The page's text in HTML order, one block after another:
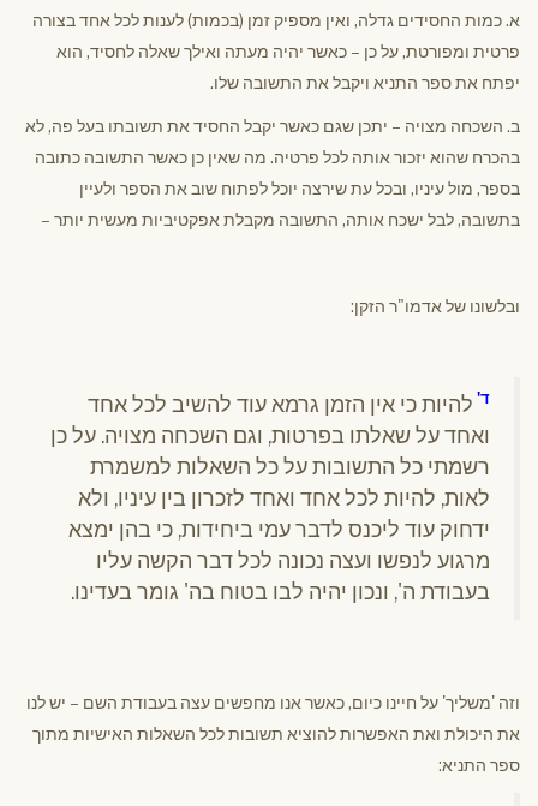
א. כמות החסידים גדלה, ואין מספיק זמן (בכמות) לענות לכל אחד בצורה
פרטית ומפורטת, על כן – כאשר יהיה מעתה ואילך שאלה לחסיד, הוא
יפתח את ספר התניא ויקבל את התשובה שלו.
ב. השכחה מצויה – יתכן שגם כאשר יקבל החסיד את תשובתו בעל פה, לא
בהכרח שהוא יזכור אותה לכל פרטיה. מה שאין כן כאשר התשובה כתובה
בספר, מול עיניו, ובכל עת שירצה יוכל לפתוח שוב את הספר ולעיין
בתשובה, לבל ישכח אותה, התשובה מקבלת אפקטיביות מעשית יותר –
ובלשונו של אדמו"ר הזקן:
ד' להיות כי אין הזמן גרמא עוד להשיב לכל אחד
ואחד על שאלתו בפרטות, וגם השכחה מצויה. על כן
רשמתי כל התשובות על כל השאלות למשמרת
לאות, להיות לכל אחד ואחד לזכרון בין עיניו, ולא
ידחוק עוד ליכנס לדבר עמי ביחידות, כי בהן ימצא
מרגוע לנפשו ועצה נכונה לכל דבר הקשה עליו
בעבודת ה', ונכון יהיה לבו בטוח בה' גומר בעדינו.
וזה 'משליך' על חיינו כיום, כאשר אנו מחפשים עצה בעבודת השם – יש לנו
את היכולת ואת האפשרות להוציא תשובות לכל השאלות האישיות מתוך
ספר התניא: